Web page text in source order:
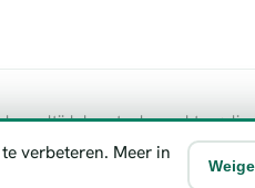
altijd de actuele
verbeteren. Meer in